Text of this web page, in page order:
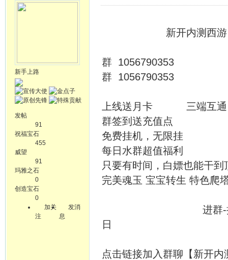
新手上路
发帖
91
祝福宝石
455
威望
91
玛雅之石
0
创造宝石
0
加关
注
发消
息
新开内测西游 欢
群 1056790353
群 1056790353
上线送月卡 三端互通
群签到送充值点
免费挂机，无限挂
每日水群超值福利
只要有时间，白嫖也能干到
完美魂玉 宝宝转生 特色爬
进群-推广人花活
日
点击链接加入群聊【新开内